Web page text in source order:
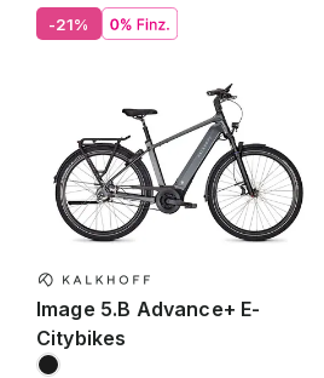
-21%
Image 5.B Advance+ E-
Citybikes